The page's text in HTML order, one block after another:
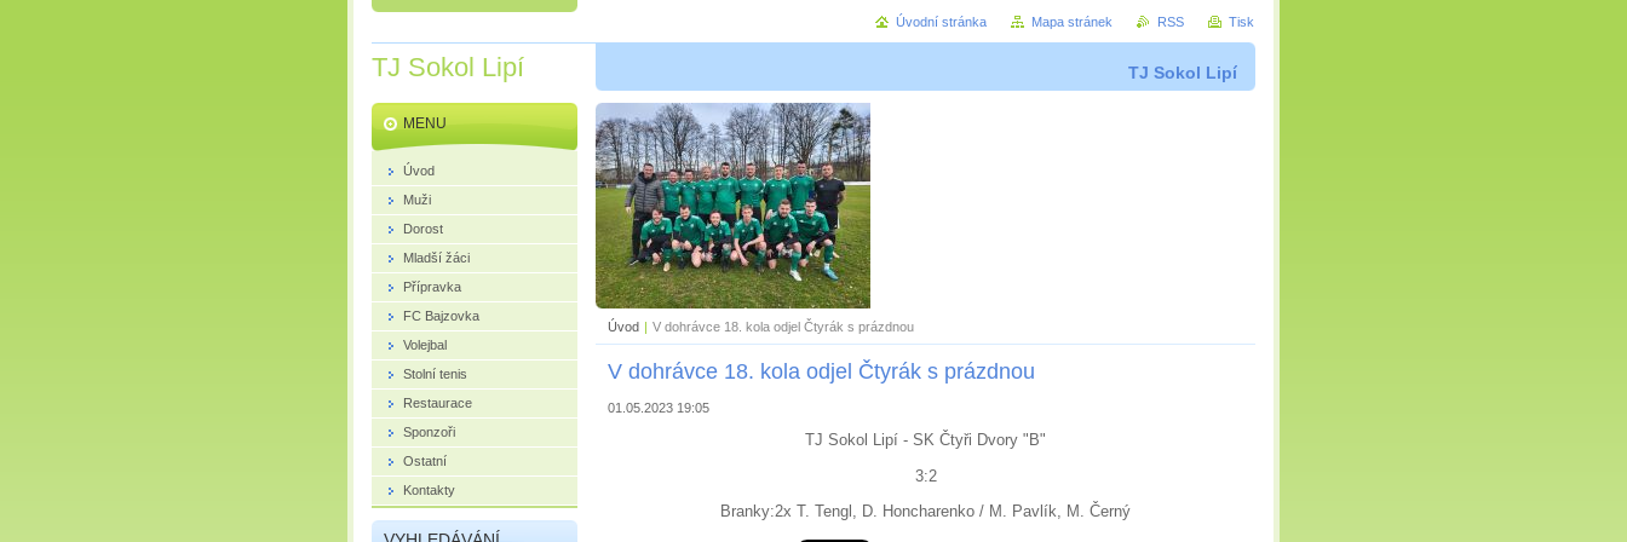
TJ Sokol Lipí TJ Sokol Lipí
Úvod | V dohrávce 18. kola odjel Čtyrák s prázdnou
V dohrávce 18. kola odjel Čtyrák s prázdnou
01.05.2023 19:05
TJ Sokol Lipí - SK Čtyři Dvory "B"
3:2
Branky:2x T. Tengl, D. Honcharenko / M. Pavlík, M. Černý
MENU
Úvod
Muži
Dorost
Mladší žáci
Přípravka
FC Bajzovka
Volejbal
Stolní tenis
Restaurace
Sponzoři
Ostatní
Kontakty
Úvodní stránka Mapa stránek RSS Tisk